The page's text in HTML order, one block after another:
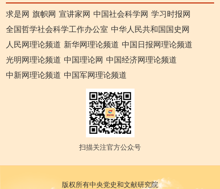
求是网 旗帜网 宣讲家网 中国社会科学网 学习时报网
全国哲学社会科学工作办公室 中华人民共和国国史网
人民网理论频道 新华网理论频道 中国日报网理论频道
光明网理论频道 中国理论网 中国经济网理论频道
中新网理论频道 中国军网理论频道
扫描关注官方公众号
版权所有中央党史和文献研究院